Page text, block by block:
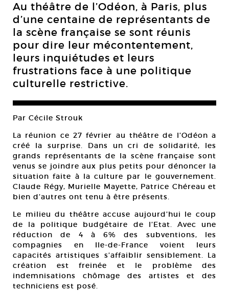
Au théâtre de l’Odéon, à Paris, plus
d’une centaine de représentants de
la scène française se sont réunis
pour dire leur mécontentement,
leurs inquiétudes et leurs
frustrations face à une politique
culturelle restrictive.
Par Cécile Strouk
La réunion ce 27 février au théâtre de l’Odéon a
créé la surprise. Dans un cri de solidarité, les
grands représentants de la scène française sont
venus se joindre aux plus petits pour dénoncer la
situation faite à la culture par le gouvernement.
Claude Régy, Murielle Mayette, Patrice Chéreau et
bien d’autres ont tenu à être présents.
Le milieu du théâtre accuse aujourd’hui le coup
de la politique budgétaire de l’Etat. Avec une
réduction de 4 à 6% des subventions, les
compagnies en Ile-de-France voient leurs
capacités artistiques s’affaiblir sensiblement. La
création est freinée et le problème des
indemnisations chômage des artistes et des
techniciens est posé.